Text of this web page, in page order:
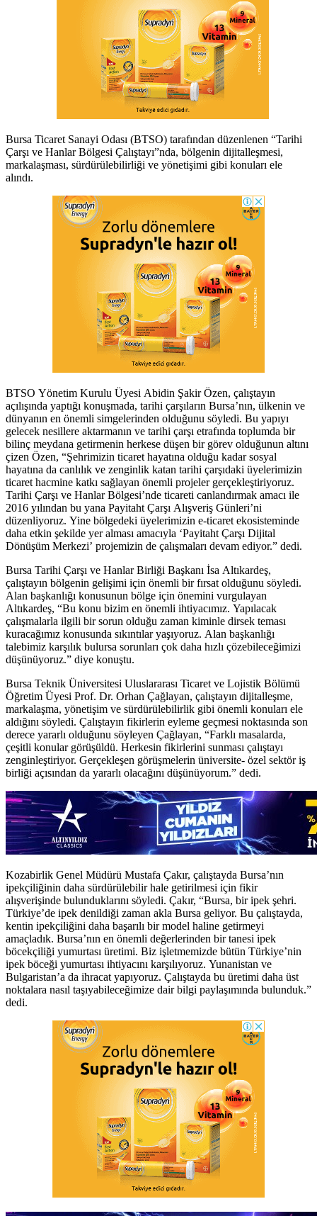
Bursa Ticaret Sanayi Odası (BTSO) tarafından düzenlenen “Tarihi
Çarşı ve Hanlar Bölgesi Çalıştayı”nda, bölgenin dijitalleşmesi,
markalaşması, sürdürülebilirliği ve yönetişimi gibi konuları ele
alındı.
BTSO Yönetim Kurulu Üyesi Abidin Şakir Özen, çalıştayın
açılışında yaptığı konuşmada, tarihi çarşıların Bursa’nın, ülkenin ve
dünyanın en önemli simgelerinden olduğunu söyledi. Bu yapıyı
gelecek nesillere aktarmanın ve tarihi çarşı etrafında toplumda bir
bilinç meydana getirmenin herkese düşen bir görev olduğunun altını
çizen Özen, “Şehrimizin ticaret hayatına olduğu kadar sosyal
hayatına da canlılık ve zenginlik katan tarihi çarşıdaki üyelerimizin
ticaret hacmine katkı sağlayan önemli projeler gerçekleştiriyoruz.
Tarihi Çarşı ve Hanlar Bölgesi’nde ticareti canlandırmak amacı ile
2016 yılından bu yana Payitaht Çarşı Alışveriş Günleri’ni
düzenliyoruz. Yine bölgedeki üyelerimizin e-ticaret ekosisteminde
daha etkin şekilde yer alması amacıyla ‘Payitaht Çarşı Dijital
Dönüşüm Merkezi’ projemizin de çalışmaları devam ediyor.” dedi.
Bursa Tarihi Çarşı ve Hanlar Birliği Başkanı İsa Altıkardeş,
çalıştayın bölgenin gelişimi için önemli bir fırsat olduğunu söyledi.
Alan başkanlığı konusunun bölge için önemini vurgulayan
Altıkardeş, “Bu konu bizim en önemli ihtiyacımız. Yapılacak
çalışmalarla ilgili bir sorun olduğu zaman kiminle dirsek teması
kuracağımız konusunda sıkıntılar yaşıyoruz. Alan başkanlığı
talebimiz karşılık bulursa sorunları çok daha hızlı çözebileceğimizi
düşünüyoruz.” diye konuştu.
Bursa Teknik Üniversitesi Uluslararası Ticaret ve Lojistik Bölümü
Öğretim Üyesi Prof. Dr. Orhan Çağlayan, çalıştayın dijitalleşme,
markalaşma, yönetişim ve sürdürülebilirlik gibi önemli konuları ele
aldığını söyledi. Çalıştayın fikirlerin eyleme geçmesi noktasında son
derece yararlı olduğunu söyleyen Çağlayan, “Farklı masalarda,
çeşitli konular görüşüldü. Herkesin fikirlerini sunması çalıştayı
zenginleştiriyor. Gerçekleşen görüşmelerin üniversite- özel sektör iş
birliği açısından da yararlı olacağını düşünüyorum.” dedi.
Kozabirlik Genel Müdürü Mustafa Çakır, çalıştayda Bursa’nın
ipekçiliğinin daha sürdürülebilir hale getirilmesi için fikir
alışverişinde bulunduklarını söyledi. Çakır, “Bursa, bir ipek şehri.
Türkiye’de ipek denildiği zaman akla Bursa geliyor. Bu çalıştayda,
kentin ipekçiliğini daha başarılı bir model haline getirmeyi
amaçladık. Bursa’nın en önemli değerlerinden bir tanesi ipek
böcekçiliği yumurtası üretimi. Biz işletmemizde bütün Türkiye’nin
ipek böceği yumurtası ihtiyacını karşılıyoruz. Yunanistan ve
Bulgaristan’a da ihracat yapıyoruz. Çalıştayda bu üretimi daha üst
noktalara nasıl taşıyabileceğimize dair bilgi paylaşımında bulunduk.”
dedi.